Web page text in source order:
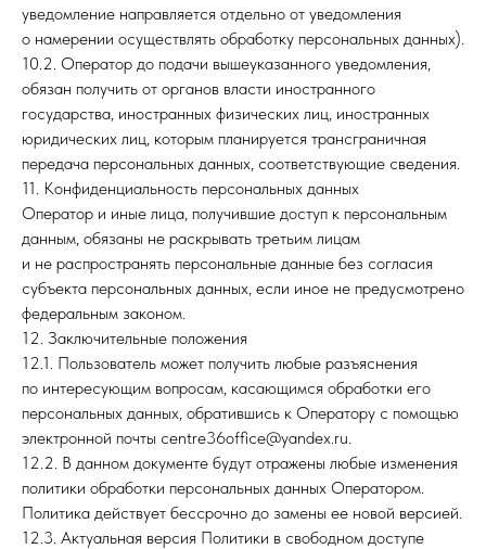
уведомление направляется отдельно от уведомления
о намерении осуществлять обработку персональных данных).
10.2. Оператор до подачи вышеуказанного уведомления,
обязан получить от органов власти иностранного
государства, иностранных физических лиц, иностранных
юридических лиц, которым планируется трансграничная
передача персональных данных, соответствующие сведения.
11. Конфиденциальность персональных данных
Оператор и иные лица, получившие доступ к персональным
данным, обязаны не раскрывать третьим лицам
и не распространять персональные данные без согласия
субъекта персональных данных, если иное не предусмотрено
федеральным законом.
12. Заключительные положения
12.1. Пользователь может получить любые разъяснения
по интересующим вопросам, касающимся обработки его
персональных данных, обратившись к Оператору с помощью
электронной почты centre36office@yandex.ru.
12.2. В данном документе будут отражены любые изменения
политики обработки персональных данных Оператором.
Политика действует бессрочно до замены ее новой версией.
12.3. Актуальная версия Политики в свободном доступе